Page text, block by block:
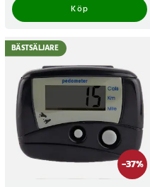
Köp
-37%
BÄSTSÄLJARE